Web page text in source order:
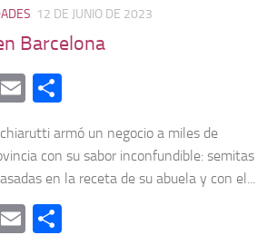
12 DE JUNIO DE 2023
Barcelona
Email
armó un negocio a miles de
con su sabor inconfundible: semitas
en la receta de su abuela y con el...
Email